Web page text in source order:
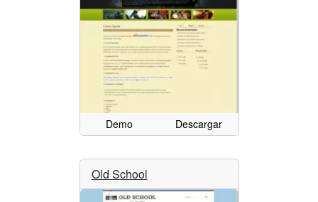
Demo Descargar
Old School